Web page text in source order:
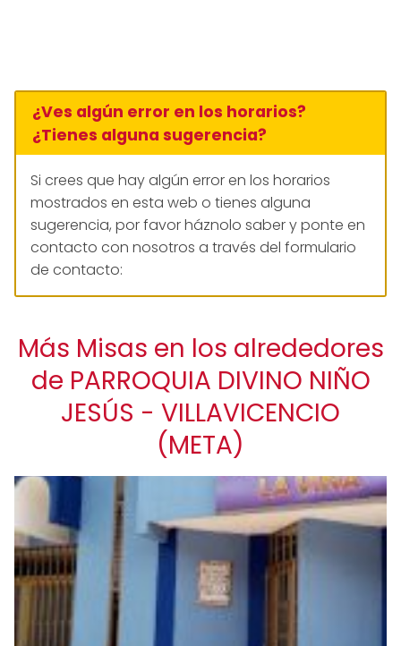
¿Ves algún error en los horarios?
¿Tienes alguna sugerencia?
Si crees que hay algún error en los horarios
mostrados en esta web o tienes alguna
sugerencia, por favor háznolo saber y ponte en
contacto con nosotros a través del formulario
de contacto:
Más Misas en los alrededores
de PARROQUIA DIVINO NIÑO
JESÚS - VILLAVICENCIO
(META)